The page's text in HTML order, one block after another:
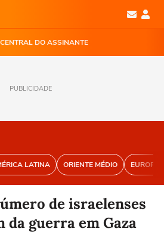
CENTRAL DO ASSINANTE
PUBLICIDADE
LATINA ORIENTE MÉDIO EUROPA
de israelenses
da guerra em Gaza